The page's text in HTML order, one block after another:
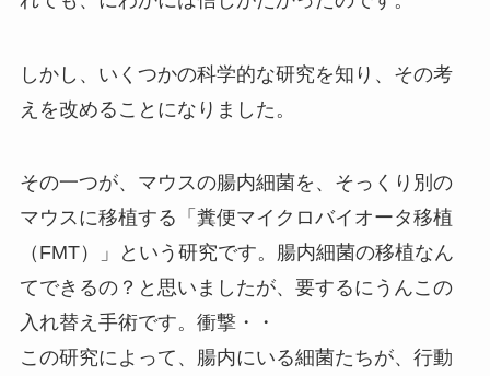
しかし、いくつかの科学的な研究を知り、その考
えを改めることになりました。
その一つが、マウスの腸内細菌を、そっくり別の
マウスに移植する「糞便マイクロバイオータ移植
（FMT）」という研究です。腸内細菌の移植なん
てできるの？と思いましたが、要するにうんこの
入れ替え手術です。衝撃・・
この研究によって、腸内にいる細菌たちが、行動